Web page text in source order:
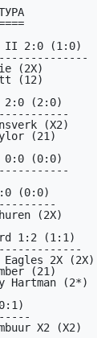
II 2:0 (1:0)
2:0 (2:0)
0:0 (0:0)
(0:0)
1:2 (1:1)